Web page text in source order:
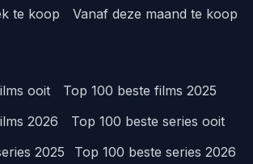
te koop
Vanaf deze maand te koop
ooit
Top 100 beste films 2025
2026
Top 100 beste series ooit
2025
Top 100 beste series 2026